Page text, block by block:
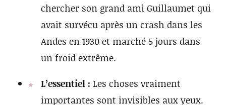
chercher son grand ami Guillaumet qui
avait survécu après un crash dans les
Andes en 1930 et marché 5 jours dans
un froid extrême.
L’essentiel : Les choses vraiment
importantes sont invisibles aux yeux.